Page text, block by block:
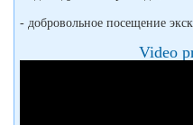
- добровольное посещение
Video